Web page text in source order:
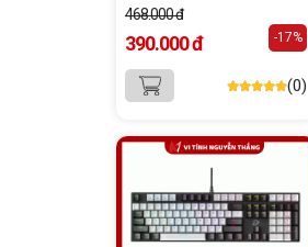
468.000 đ
390.000 đ -17%
(0)